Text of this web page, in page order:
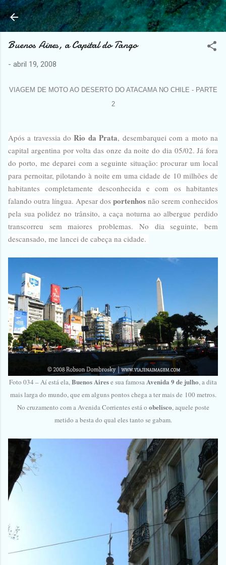
Pular para o conteúdo principal
Buenos Aires, a Capital do Tango
- abril 19, 2008
VIAGEM DE MOTO AO DESERTO DO ATACAMA NO CHILE - PARTE
2
Após a travessia doRio da Prata, desembarquei com a moto na
capital argentina por volta das onze da noite do dia 05/02. Já fora
do porto, me deparei com a seguinte situação: procurar um local
para pernoitar, pilotando à noite em uma cidade de 10 milhões de
habitantes completamente desconhecida e com os habitantes
falando outra língua. Apesar dos portenhos não serem conhecidos
pela sua polidez no trânsito, a caça noturna ao albergue perdido
transcorreu sem maiores problemas. No dia seguinte, bem
descansado, me lancei de cabeça na cidade.
Foto 034 – Aí está ela,Buenos Airese sua famosaAvenida 9 de julho, a dita
mais larga do mundo, que em alguns pontos chega a ter mais de 100 metros.
No cruzamento com a Avenida Corrientes está o obelisco, aquele poste
metido a besta do qual eles tanto se gabam.